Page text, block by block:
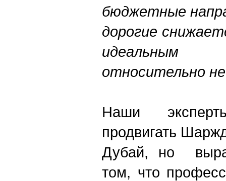
бюджетные
дорогие
идеальным
относительно
Наши
продвигать
Дубай, но
том, что